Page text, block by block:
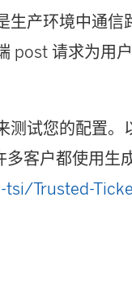
产环境中通信
post 请求为用户
试您的配置。
客户都使用生
Trusted-